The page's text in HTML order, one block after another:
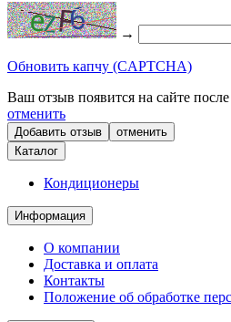
→
Обновить капчу (CAPTCHA)
Ваш отзыв появится на сайте
отменить
отменить
Каталог
Кондиционеры
Информация
О компании
Доставка и оплата
Контакты
Положение об обработке